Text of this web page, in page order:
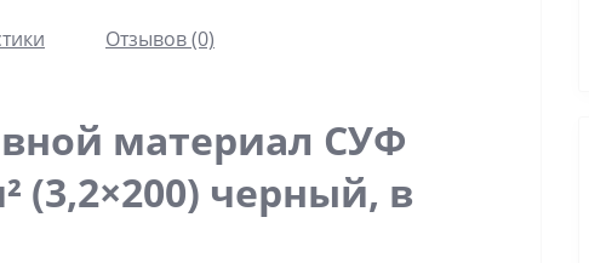
Отзывов (0)
материал СУФ
(3,2×200) черный, в